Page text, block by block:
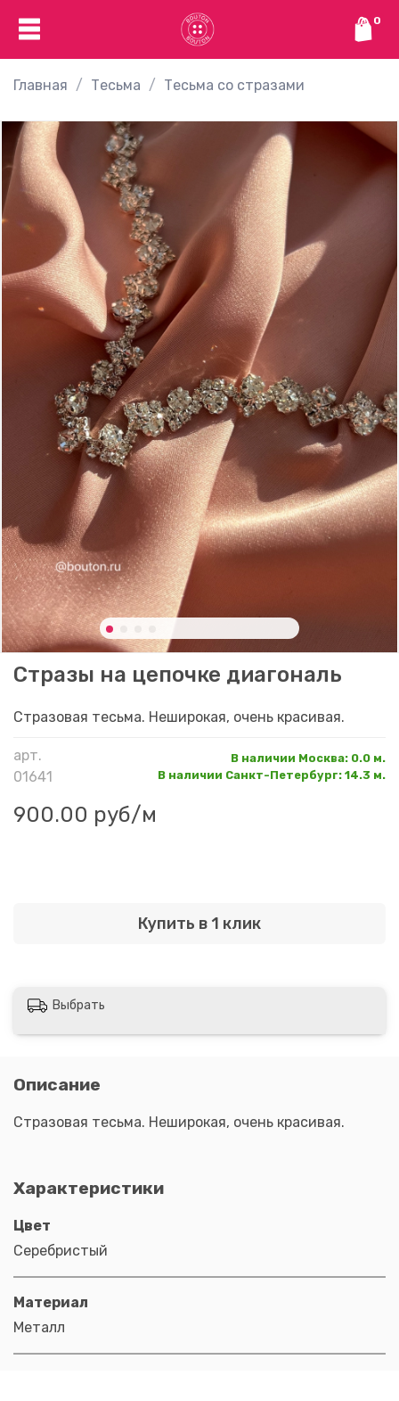
0
Главная Тесьма Тесьма со стразами
арт.
01641
В наличии Москва: 0.0 м.
В наличии Санкт-Петербург: 14.3 м.
Стразы на цепочке диагональ
900.00 руб/м
Купить в 1 клик
Стразовая тесьма. Неширокая, очень красивая.
Выбрать
Описание
Стразовая тесьма. Неширокая, очень красивая.
Характеристики
Цвет
Серебристый
Материал
Металл